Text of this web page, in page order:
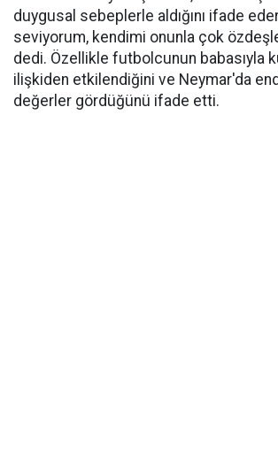
duygusal sebeplerle aldığını ifade
seviyorum, kendimi onunla çok
dedi. Özellikle futbolcunun babasıyla
ilişkiden etkilendiğini ve Neymar'da
değerler gördüğünü ifade etti.